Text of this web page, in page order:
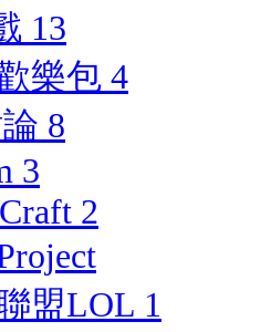
13
樂包 4
8
3
2
盟LOL 1